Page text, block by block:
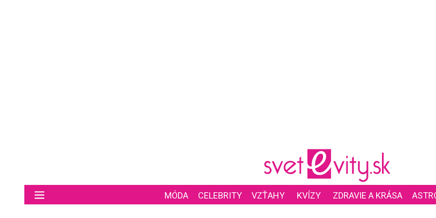
MÓDA CELEBRITY VZŤAHY KVÍZY ZDRAVIE A KRÁSA